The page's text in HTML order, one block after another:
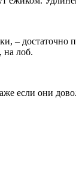
–
на лоб.
если они